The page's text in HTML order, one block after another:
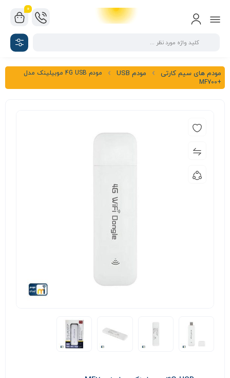
0
مودم های سیم کارتی مودم USB
مودم 4G USB موبیلینک مدل
+MF700